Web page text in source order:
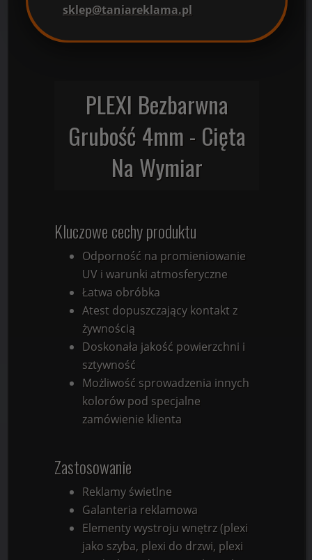
sklep@taniareklama.pl
PLEXI Bezbarwna
Grubość 4mm - Cięta
Na Wymiar
Kluczowe cechy produktu
Odporność na promieniowanie
UV i warunki atmosferyczne
Łatwa obróbka
Atest dopuszczający kontakt z
żywnością
Doskonała jakość powierzchni i
sztywność
Możliwość sprowadzenia innych
kolorów pod specjalne
zamówienie klienta
Zastosowanie
Reklamy świetlne
Galanteria reklamowa
Elementy wystroju wnętrz (plexi
jako szyba, plexi do drzwi, plexi